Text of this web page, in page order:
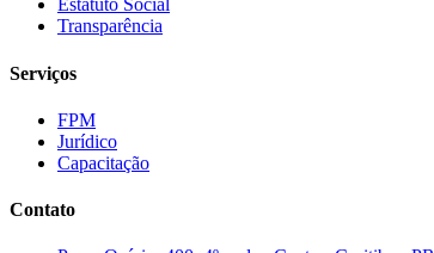
Estatuto Social
Transparência
Serviços
FPM
Jurídico
Capacitação
Contato